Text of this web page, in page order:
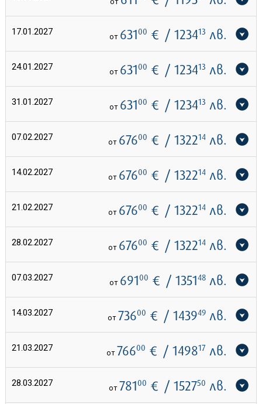
17.01.2027 от 63100 € / 123413 лв.
24.01.2027 от 63100 € / 123413 лв.
31.01.2027 от 63100 € / 123413 лв.
07.02.2027 от 67600 € / 132214лв.
14.02.2027 от 67600 € / 132214лв.
21.02.2027 от 67600 € / 132214лв.
28.02.2027 от 67600 € / 132214лв.
07.03.2027 от 69100 € / 135148лв.
14.03.2027 от 73600 € / 143949лв.
21.03.2027 от 76600 € / 149817 лв.
28.03.2027 от 78100 € / 152750 лв.